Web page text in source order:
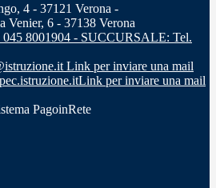
4 - 37121 Verona -
6 - 37138 Verona
045 8001904 - SUCCURSALE: Tel.
Link per inviare una mail
Link per inviare una mail
PagoinRete